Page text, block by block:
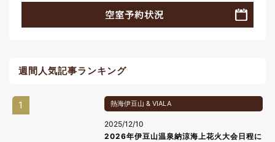
空室予約状況
週間人気記事ランキング
1 熱海伊豆山 & VIALA
2025/12/10
2026年伊豆山温泉納涼海上花火大会日程に